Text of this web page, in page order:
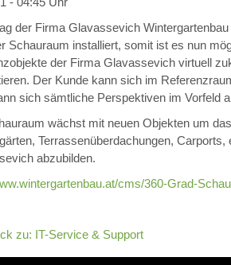
der Firma Glavassevich
Schauraum installiert, somit ist es nun
der Firma Glavassevich virtuell
Der Kunde kann sich im
sich sämtliche Perspektiven im Vorfeld
wächst mit neuen Objekten um
Terrassenüberdachungen, Carports,
abzubilden.
cms/360-Grad-
zu: IT-Service & Support